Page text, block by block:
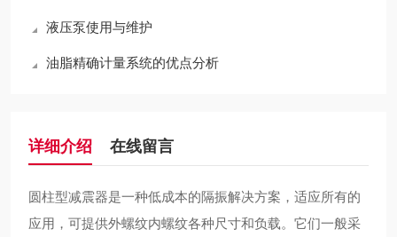
液压泵使用与维护
油脂精确计量系统的优点分析
详细介绍 在线留言
圆柱型减震器是一种低成本的隔振解决方案，适应所有的
应用，可提供外螺纹内螺纹各种尺寸和负载。它们一般采